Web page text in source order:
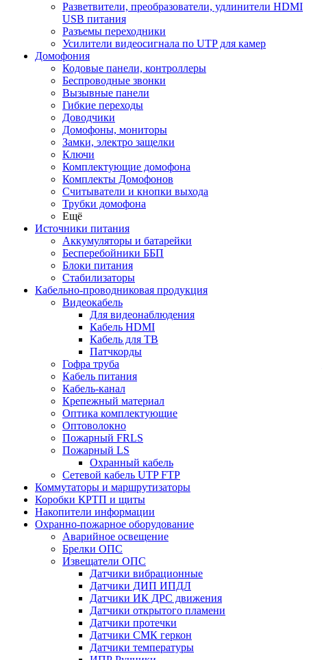
Разветвители, преобразователи, удлинители HDMI
USB питания
Разъемы переходники
Усилители видеосигнала по UTP для камер
Домофония
Кодовые панели, контроллеры
Беспроводные звонки
Вызывные панели
Гибкие переходы
Доводчики
Домофоны, мониторы
Замки, электро защелки
Ключи
Комплектующие домофона
Комплекты Домофонов
Считыватели и кнопки выхода
Трубки домофона
Ещё
Источники питания
Аккумуляторы и батарейки
Бесперебойники ББП
Блоки питания
Стабилизаторы
Кабельно-проводниковая продукция
Видеокабель
Для видеонаблюдения
Кабель HDMI
Кабель для ТВ
Патчкорды
Гофра труба
Кабель питания
Кабель-канал
Крепежный материал
Оптика комплектующие
Оптоволокно
Пожарный FRLS
Пожарный LS
Охранный кабель
Сетевой кабель UTP FTP
Коммутаторы и маршрутизаторы
Коробки КРТП и щиты
Накопители информации
Охранно-пожарное оборудование
Аварийное освещение
Брелки ОПС
Извещатели ОПС
Датчики вибрационные
Датчики ДИП ИПДЛ
Датчики ИК ДРС движения
Датчики открытого пламени
Датчики протечки
Датчики СМК геркон
Датчики температуры